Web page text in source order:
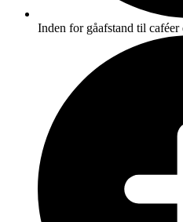
Inden for gåafstand til caféer